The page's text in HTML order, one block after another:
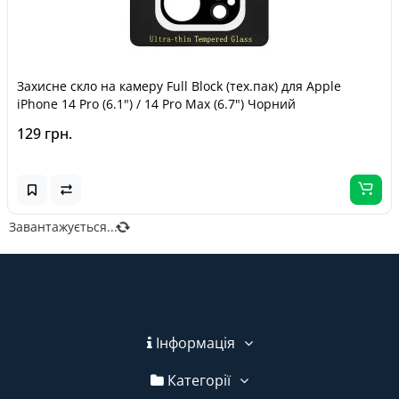
Захисне скло на камеру Full Block (тех.пак) для Apple
iPhone 14 Pro (6.1") / 14 Pro Max (6.7") Чорний
129 грн.
Завантажується...
Інформація
Категорії